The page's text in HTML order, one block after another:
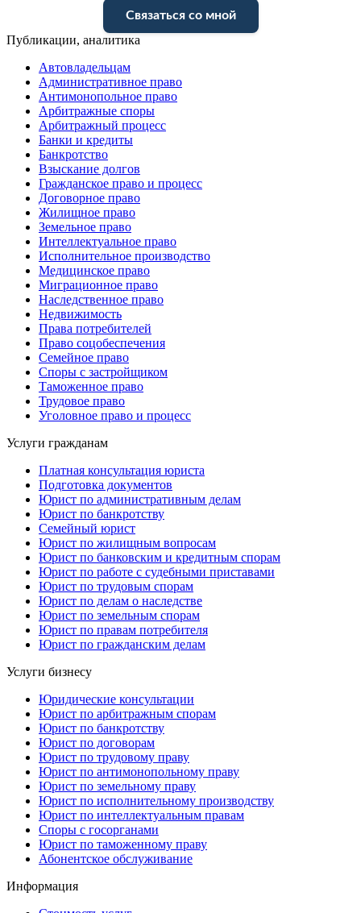
Связаться со мной
Публикации, аналитика
Автовладельцам
Административное право
Антимонопольное право
Арбитражные споры
Арбитражный процесс
Банки и кредиты
Банкротство
Взыскание долгов
Гражданское право и процесс
Договорное право
Жилищное право
Земельное право
Интеллектуальное право
Исполнительное производство
Медицинское право
Миграционное право
Наследственное право
Недвижимость
Права потребителей
Право соцобеспечения
Семейное право
Споры с застройщиком
Таможенное право
Трудовое право
Уголовное право и процесс
Услуги гражданам
Платная консультация юриста
Подготовка документов
Юрист по административным делам
Юрист по банкротству
Семейный юрист
Юрист по жилищным вопросам
Юрист по банковским и кредитным спорам
Юрист по работе с судебными приставами
Юрист по трудовым спорам
Юрист по делам о наследстве
Юрист по земельным спорам
Юрист по правам потребителя
Юрист по гражданским делам
Услуги бизнесу
Юридические консультации
Юрист по арбитражным спорам
Юрист по банкротству
Юрист по договорам
Юрист по трудовому праву
Юрист по антимонопольному праву
Юрист по земельному праву
Юрист по исполнительному производству
Юрист по интеллектуальным правам
Споры с госорганами
Юрист по таможенному праву
Абонентское обслуживание
Информация